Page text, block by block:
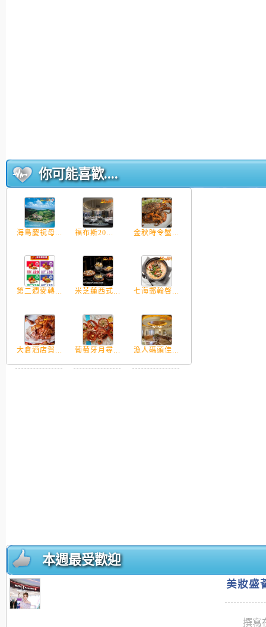
你可能喜歡....
海島慶祝母... 福布斯20... 金秋時令蟹...
第二週麥轉... 米芝蓮西式... 七海郵輪啓...
大倉酒店賀... 葡萄牙月尋... 漁人碼頭佳...
本週最受歡迎
美妝盛
撰寫